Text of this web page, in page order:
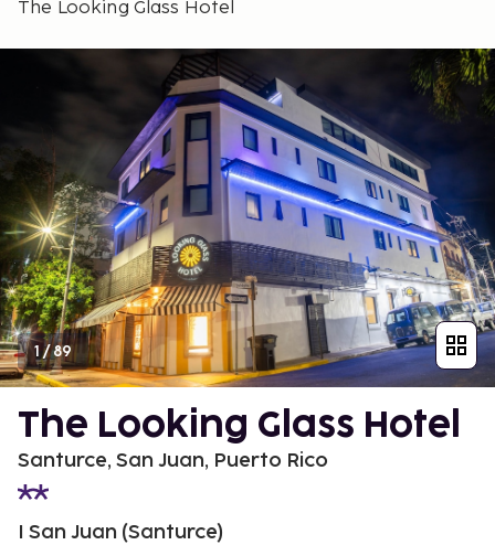
The Looking Glass Hotel
1/89
The Looking Glass Hotel
Santurce, San Juan, Puerto Rico
I San Juan (Santurce)